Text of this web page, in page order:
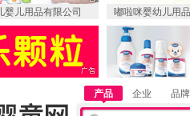
婴儿用品有限公司 嘟啦咪婴幼儿用
产品 企业 品牌